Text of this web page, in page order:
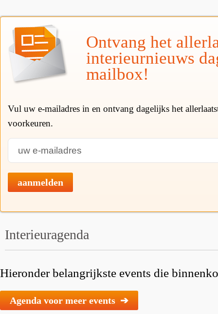
Ontvang het
interieurnieuws
mailbox!
Vul uw e-mailadres in en ontvang dagelijks het
voorkeuren.
aanmelden
Interieuragenda
Hieronder belangrijkste events die
Agenda voor meer events ➔